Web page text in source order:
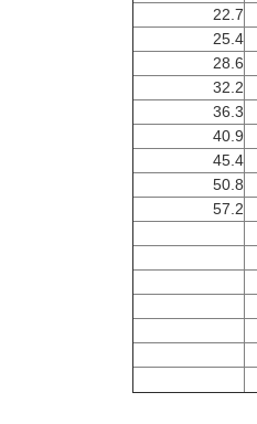
22.7
25.4
28.6
32.2
36.3
40.9
45.4
50.8
57.2